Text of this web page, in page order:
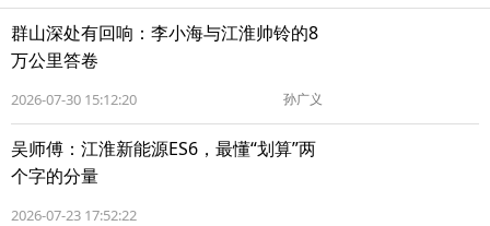
群山深处有回响：李小海与江淮帅铃的8
万公里答卷
2026-07-30 15:12:20 孙广义
吴师傅：江淮新能源ES6，最懂“划算”两
个字的分量
2026-07-23 17:52:22